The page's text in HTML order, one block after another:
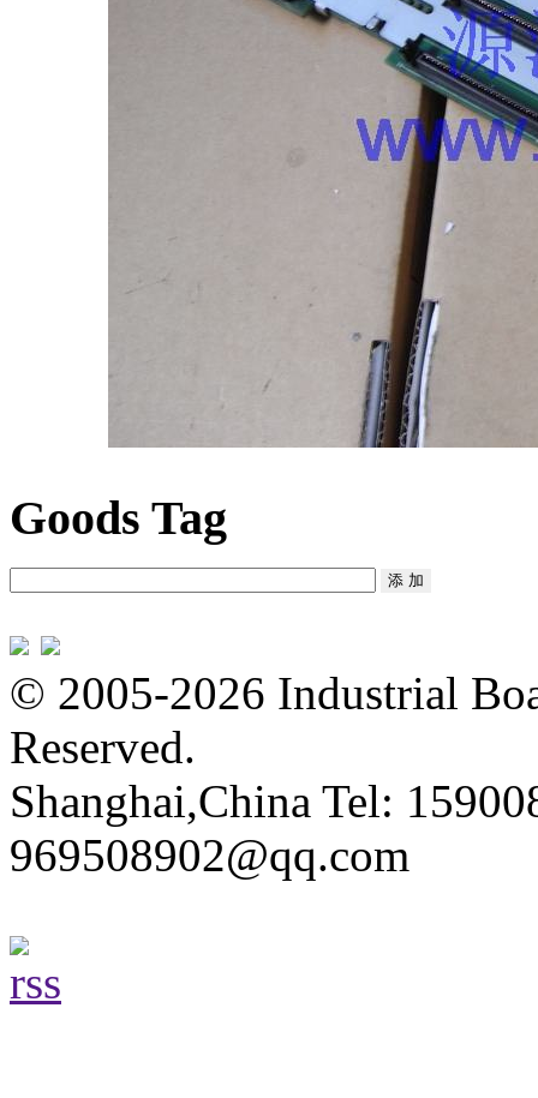
Goods Tag
© 2005-2026 Industrial
Reserved.
Shanghai,China Tel:
969508902@qq.com